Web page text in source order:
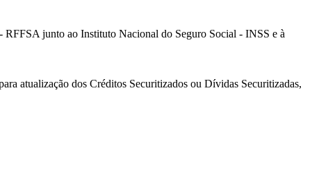
junto ao Instituto Nacional do Seguro Social - INSS e à
atualização dos Créditos Securitizados ou Dívidas Securitizadas,